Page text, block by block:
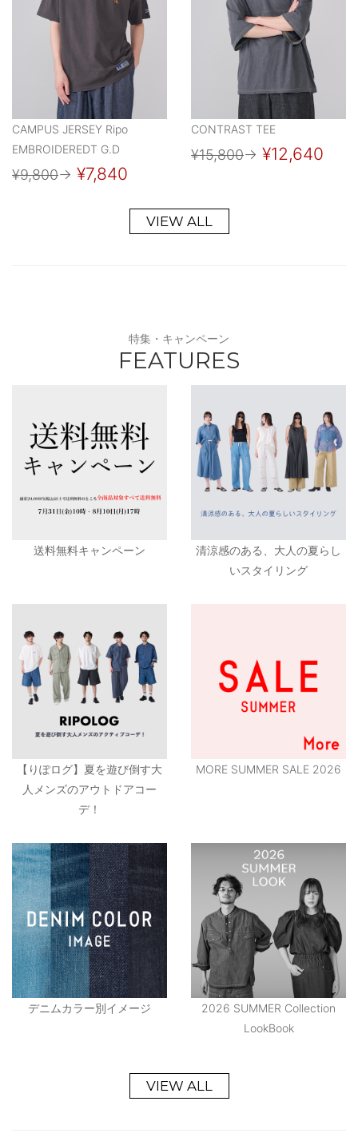
CAMPUS JERSEY Ripo
EMBROIDEREDT G.D
¥9,800→ ¥7,840
CONTRAST TEE
¥15,800→ ¥12,640
VIEW ALL
特集・キャンペーン
FEATURES
送料無料キャンペーン
清涼感のある、大人の夏らし
いスタイリング
【りぽログ】夏を遊び倒す大
人メンズのアウトドアコー
デ！
MORE SUMMER SALE 2026
デニムカラー別イメージ
2026 SUMMER Collection
LookBook
VIEW ALL